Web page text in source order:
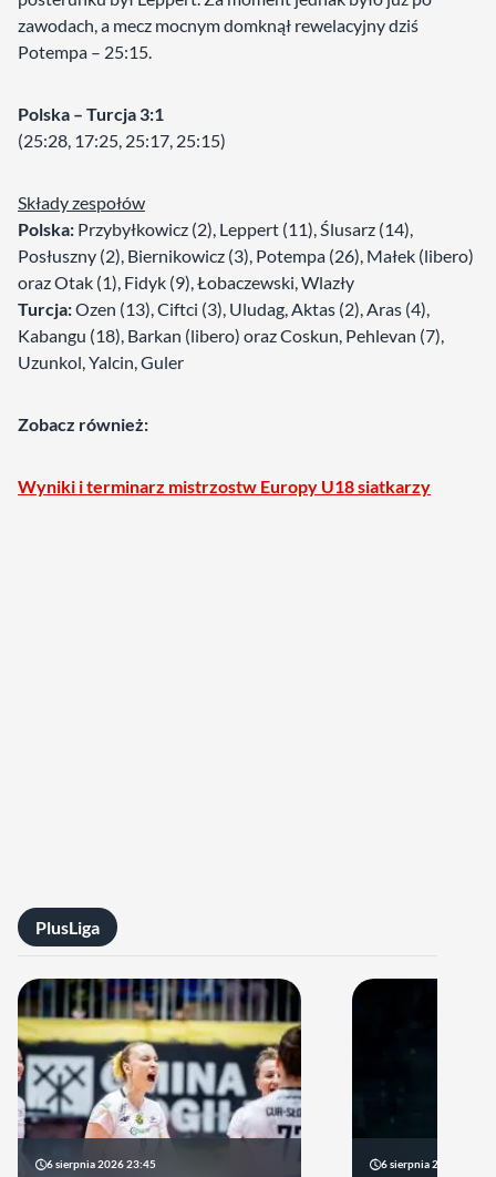
zawodach, a mecz mocnym domknął rewelacyjny dziś
Potempa – 25:15.
Polska – Turcja 3:1
(25:28, 17:25, 25:17, 25:15)
Składy zespołów
Polska: Przybyłkowicz (2), Leppert (11), Ślusarz (14),
Posłuszny (2), Biernikowicz (3), Potempa (26), Małek (libero)
oraz Otak (1), Fidyk (9), Łobaczewski, Wlazły
Turcja:Ozen (13), Ciftci (3), Uludag, Aktas (2), Aras (4),
Kabangu (18), Barkan (libero) oraz Coskun, Pehlevan (7),
Uzunkol, Yalcin, Guler
Zobacz również:
Wyniki i terminarz mistrzostw Europy U18 siatkarzy
PlusLiga
6 sierpnia 2026 23:45 6 sierpnia 2026 17:40